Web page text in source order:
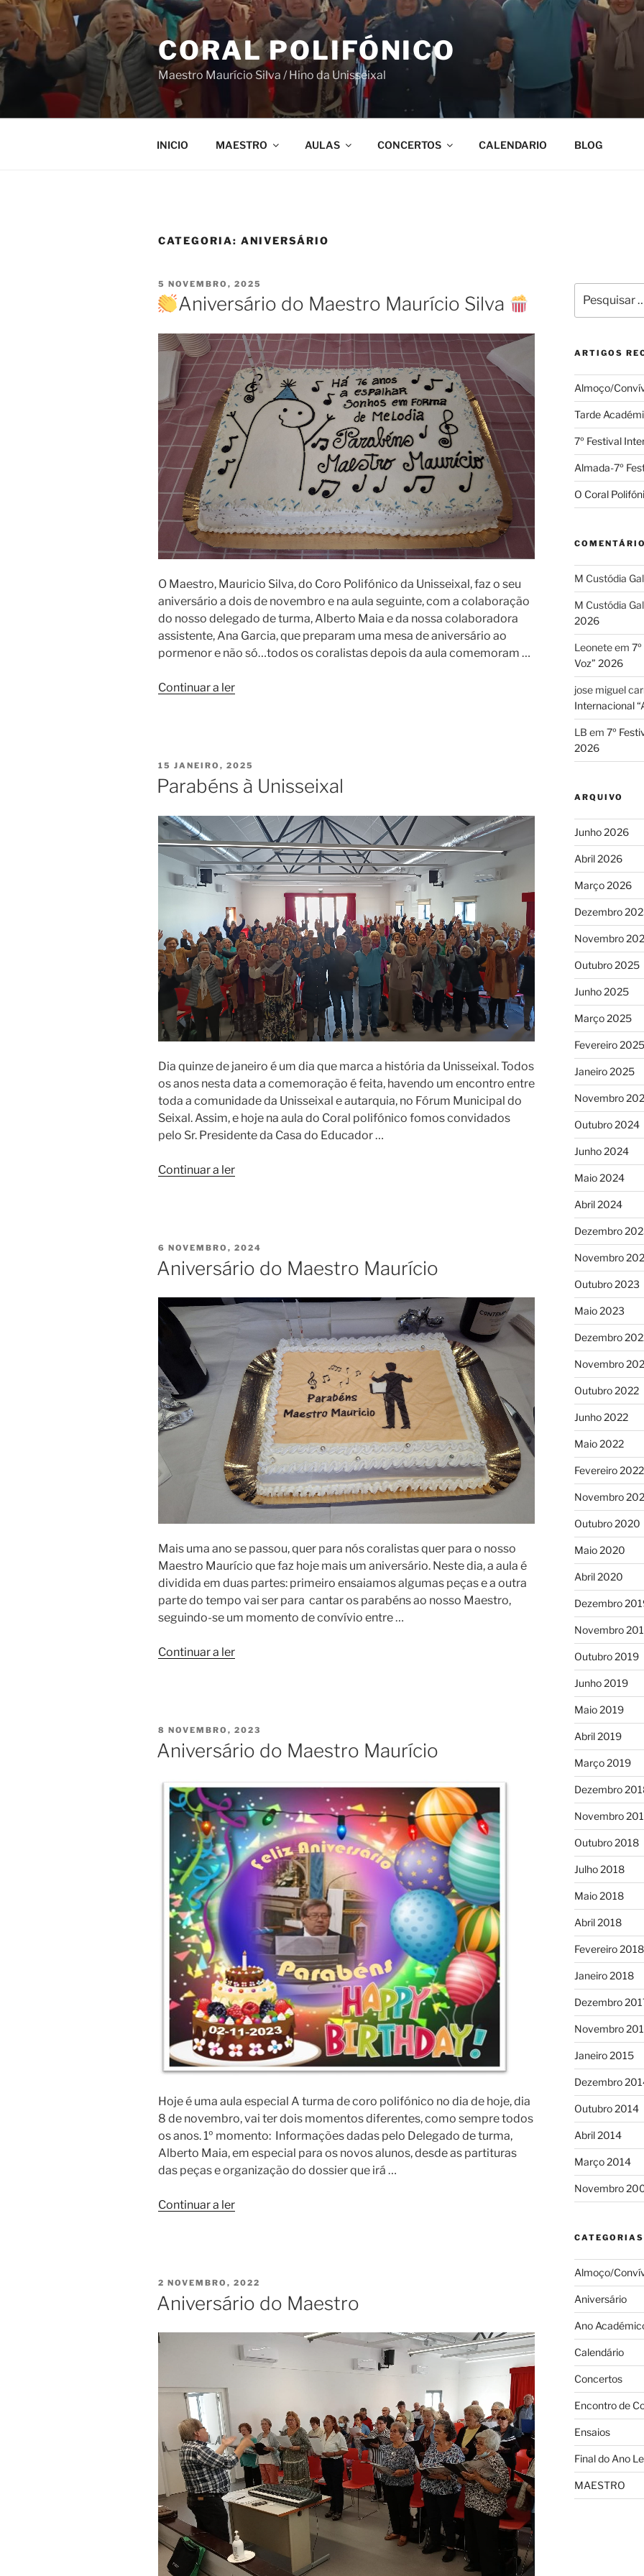
Saltar
para
o
conteúdo
CORAL POLIFÓNICO
Maestro Maurício Silva / Hino da Unisseixal
INICIO MAESTRO AULAS CONCERTOS CALENDARIO BLOG
CATEGORIA: ANIVERSÁRIO
PUBLICADO
EM
5 NOVEMBRO, 2025
Aniversário do Maestro Maurício Silva
O Maestro, Mauricio Silva, do Coro Polifónico da Unisseixal, faz o seu
aniversário a dois de novembro e na aula seguinte, com a colaboração
do nosso delegado de turma, Alberto Maia e da nossa colaboradora
assistente, Ana Garcia, que preparam uma mesa de aniversário ao
pormenor e não só…todos os coralistas depois da aula comemoram …
Continuar a ler“
Silva
”
PUBLICADO
EM
15 JANEIRO, 2025
Parabéns à Unisseixal
Dia quinze de janeiro é um dia que marca a história da Unisseixal. Todos
os anos nesta data a comemoração é feita, havendo um encontro entre
toda a comunidade da Unisseixal e autarquia, no Fórum Municipal do
Seixal. Assim, e hoje na aula do Coral polifónico fomos convidados
pelo Sr. Presidente da Casa do Educador …
Continuar a ler“Parabéns
PUBLICADO
EM
6 NOVEMBRO, 2024
Aniversário do Maestro Maurício
Mais uma ano se passou, quer para nós coralistas quer para o nosso
Maestro Maurício que faz hoje mais um aniversário. Neste dia, a aula é
dividida em duas partes: primeiro ensaiamos algumas peças e a outra
parte do tempo vai ser para cantar os parabéns ao nosso Maestro,
seguindo-se um momento de convívio entre …
Continuar a ler“Aniversário
PUBLICADO
EM
8 NOVEMBRO, 2023
Aniversário do Maestro Maurício
Hoje é uma aula especial A turma de coro polifónico no dia de hoje, dia
8 de novembro, vai ter dois momentos diferentes, como sempre todos
os anos. 1º momento: Informações dadas pelo Delegado de turma,
Alberto Maia, em especial para os novos alunos, desde as partituras
das peças e organização do dossier que irá …
Continuar a ler“Aniversário
PUBLICADO
EM
2 NOVEMBRO, 2022
Aniversário do Maestro
por:
ARTIGOS
Almoço/
Tarde
7º Festival
Almada-7º
O Coral
M Custódia
M Custódia
2026
Leoneteem
Voz” 2026
jose miguel
Internacional
LB em 7º
2026
ARQUIVO
Junho 2026
Abril 2026
Março 2026
Dezembro
Novembro
Outubro 2025
Junho 2025
Março 2025
Fevereiro 2025
Janeiro 2025
Novembro
Outubro 2024
Junho 2024
Maio 2024
Abril 2024
Dezembro
Novembro
Outubro 2023
Maio 2023
Dezembro
Novembro
Outubro 2022
Junho 2022
Maio 2022
Fevereiro 2022
Novembro
Outubro 2020
Maio 2020
Abril 2020
Dezembro
Novembro
Outubro 2019
Junho 2019
Maio 2019
Abril 2019
Março 2019
Dezembro
Novembro
Outubro 2018
Julho 2018
Maio 2018
Abril 2018
Fevereiro 2018
Janeiro 2018
Dezembro
Novembro
Janeiro 2015
Dezembro
Outubro 2014
Abril 2014
Março 2014
Novembro
CATEGORIAS
Almoço/
Aniversário
Ano
Calendário
Concertos
Encontro de
Ensaios
Final do Ano
MAESTRO